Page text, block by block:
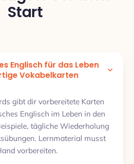
Start
Englisch für das Leben
Vokabelkarten
gibt dir vorbereitete Karten
Englisch im Leben in den
tägliche Wiederholung
Lernmaterial musst
vorbereiten.